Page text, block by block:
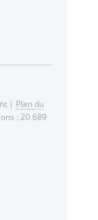
| Plan du
: 20 689